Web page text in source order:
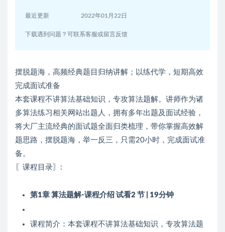
最近更新 2022年01月22日
下载遇到问题？可联系客服或留言反馈
摆脱题海，高频经典题目归纳讲解；以练代学，短期高效
完成面试准备
本套课程不讲算法基础知识，专攻算法题解。讲师作为诸
多算法练习相关网站出题人，拥有多年出题及面试经验，
将大厂主流经典的面试题全面归类梳理，带你掌握高效解
题思路，摆脱题海，举一反三，只需20小时，完成面试准
备。
〖课程目录〗:
第1章 算法题解-课程介绍 试看2 节 | 19分钟
课程简介：本套课程不讲算法基础知识，专攻算法题